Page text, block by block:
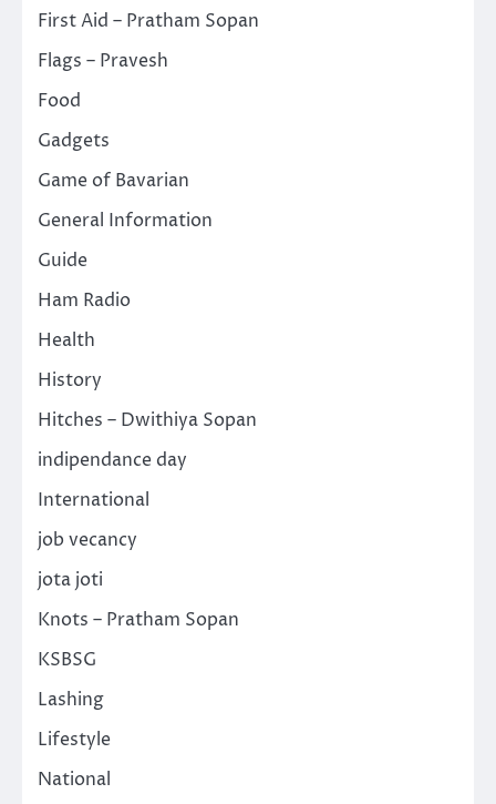
First Aid – Pratham Sopan
Flags – Pravesh
Food
Gadgets
Game of Bavarian
General Information
Guide
Ham Radio
Health
History
Hitches – Dwithiya Sopan
indipendance day
International
job vecancy
jota joti
Knots – Pratham Sopan
KSBSG
Lashing
Lifestyle
National